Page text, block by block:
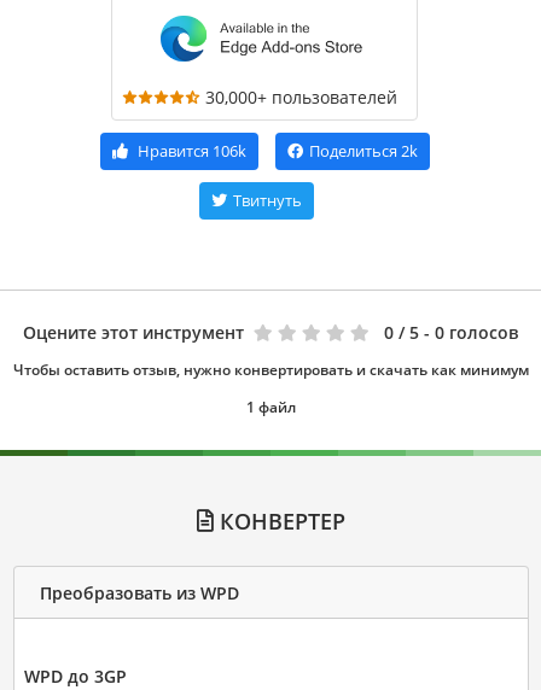
30,000+ пользователей
Нравится 106k Поделиться 2k
Твитнуть
Оцените этот инструмент 0 / 5 - 0 голосов
Чтобы оставить отзыв, нужно конвертировать и скачать как минимум
1 файл
КОНВЕРТЕР
Преобразовать из WPD
WPD до 3GP